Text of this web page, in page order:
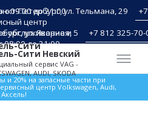
Петербург, ул. Тельмана, 29
с 09:00 до 21:00
ул. Якорная, 5
центр
обслуживание и
08:00 до 21:00
+7 812 325-70-
Сити
Сити Невский
сервис VAG -
AUDI, SKODA
и 20% на запасные части при
центр Volkswagen, Audi,